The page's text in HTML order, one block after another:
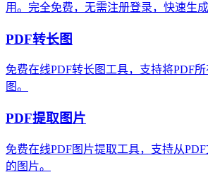
用。完全免费，无需注册登录，快速生成
PDF转长图
免费在线PDF转长图工具，支持将PDF
图。
PDF提取图片
免费在线PDF图片提取工具，支持从
的图片。